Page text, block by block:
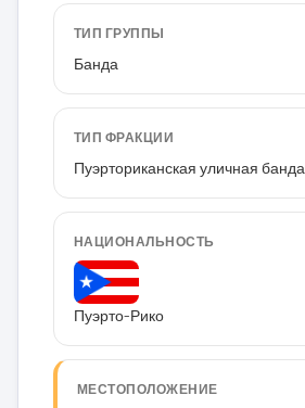
ТИП ГРУППЫ
Банда
ТИП ФРАКЦИИ
Пуэрториканская уличная банда
НАЦИОНАЛЬНОСТЬ
Пуэрто-Рико
МЕСТОПОЛОЖЕНИЕ